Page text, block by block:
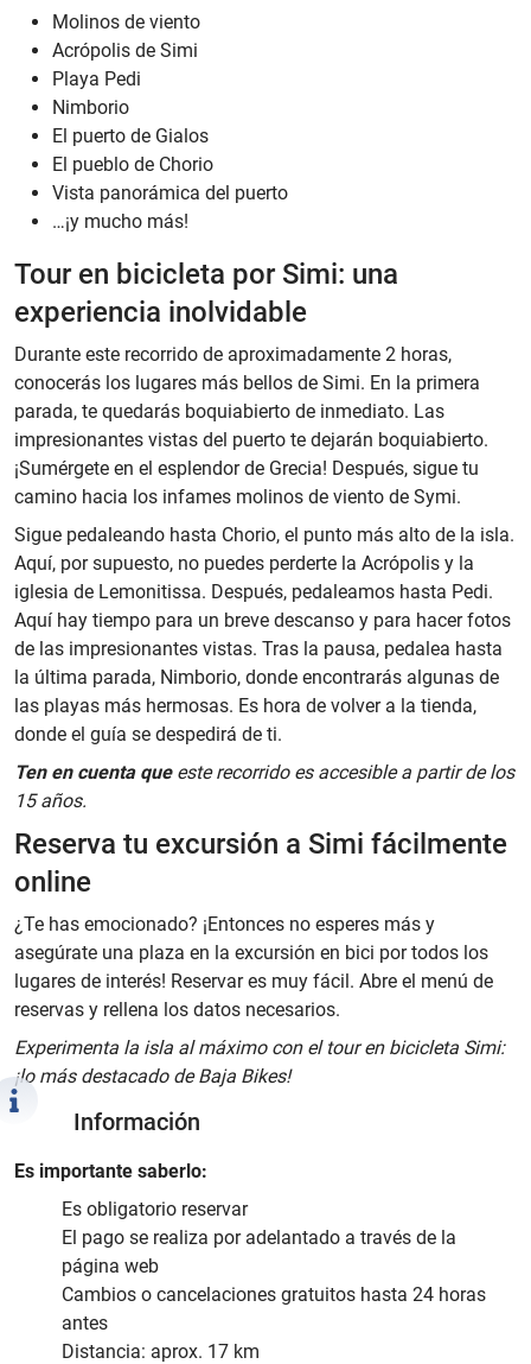
Molinos de viento
Acrópolis de Simi
Playa Pedi
Nimborio
El puerto de Gialos
El pueblo de Chorio
Vista panorámica del puerto
…¡y mucho más!
Tour en bicicleta por Simi: una
experiencia inolvidable
Durante este recorrido de aproximadamente 2 horas,
conocerás los lugares más bellos de Simi. En la primera
parada, te quedarás boquiabierto de inmediato. Las
impresionantes vistas del puerto te dejarán boquiabierto.
¡Sumérgete en el esplendor de Grecia! Después, sigue tu
camino hacia los infames molinos de viento de Symi.
Sigue pedaleando hasta Chorio, el punto más alto de la isla.
Aquí, por supuesto, no puedes perderte la Acrópolis y la
iglesia de Lemonitissa. Después, pedaleamos hasta Pedi.
Aquí hay tiempo para un breve descanso y para hacer fotos
de las impresionantes vistas. Tras la pausa, pedalea hasta
la última parada, Nimborio, donde encontrarás algunas de
las playas más hermosas. Es hora de volver a la tienda,
donde el guía se despedirá de ti.
Ten en cuenta queeste recorrido es accesible a partir de los
15 años.
Reserva tu excursión a Simi fácilmente
online
¿Te has emocionado? ¡Entonces no esperes más y
asegúrate una plaza en la excursión en bici por todos los
lugares de interés! Reservar es muy fácil. Abre el menú de
reservas y rellena los datos necesarios.
Experimenta la isla al máximo con el tour en bicicleta Simi:
¡lo más destacado de Baja Bikes!
Información
Es importante saberlo:
Es obligatorio reservar
El pago se realiza por adelantado a través de la
página web
Cambios o cancelaciones gratuitos hasta 24 horas
antes
Distancia: aprox. 17 km